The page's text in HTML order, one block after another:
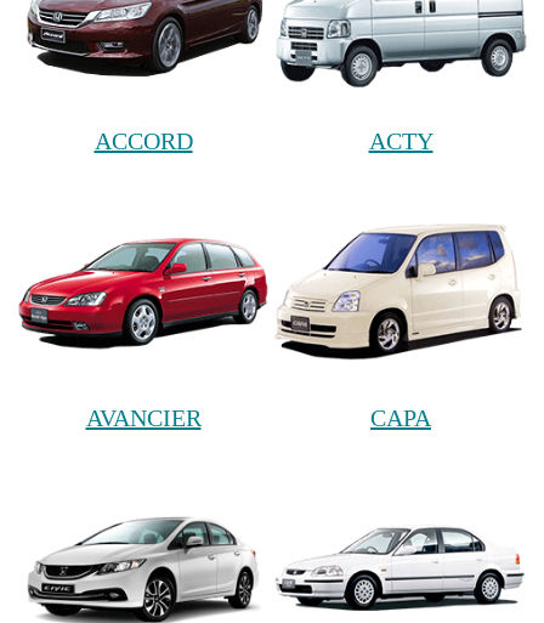
ACCORD ACTY
AVANCIER CAPA